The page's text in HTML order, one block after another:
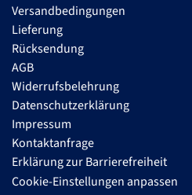
Versandbedingungen
Lieferung
Rücksendung
AGB
Widerrufsbelehrung
Datenschutzerklärung
Impressum
Kontaktanfrage
Erklärung zur Barrierefreiheit
Cookie-Einstellungen anpassen